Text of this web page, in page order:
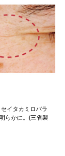
イタカミロバラ
らかに。(三省製